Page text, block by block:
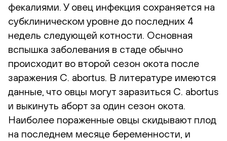
фекалиями. У овец инфекция сохраняется на
субклиническом уровне до последних 4
недель следующей котности. Основная
вспышка заболевания в стаде обычно
происходит во второй сезон окота после
заражения C. abortus. В литературе имеются
данные, что овцы могут заразиться C. abortus
и выкинуть аборт за один сезон окота.
Наиболее пораженные овцы скидывают плод
на последнем месяце беременности, и